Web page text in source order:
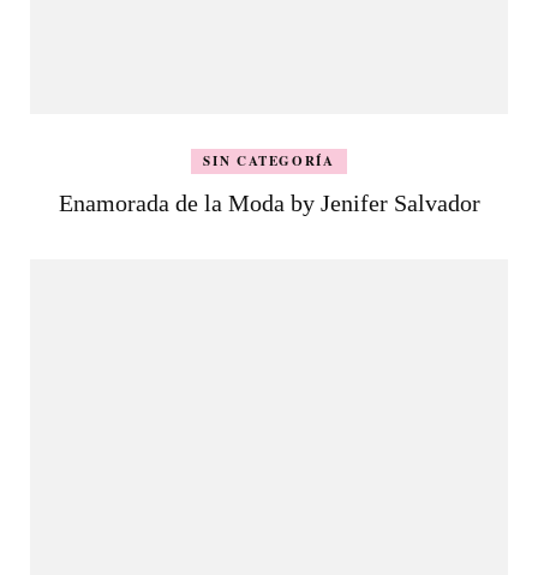
SIN CATEGORÍA
Enamorada de la Moda by Jenifer Salvador